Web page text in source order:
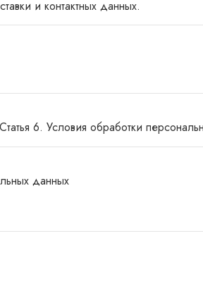
и контактных данных.
6. Условия обработки
данных